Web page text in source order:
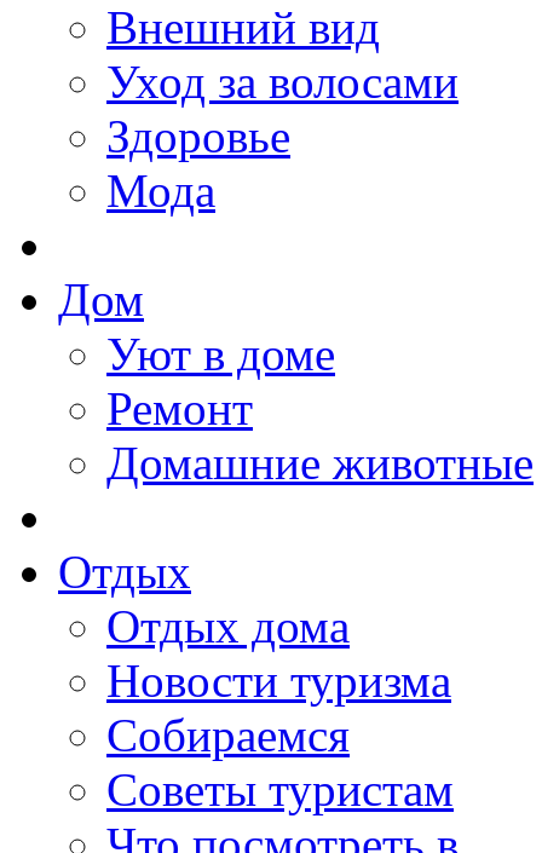
Внешний вид
Уход за волосами
Здоровье
Мода
Дом
Уют в доме
Ремонт
Домашние животные
Отдых
Отдых дома
Новости туризма
Собираемся
Советы туристам